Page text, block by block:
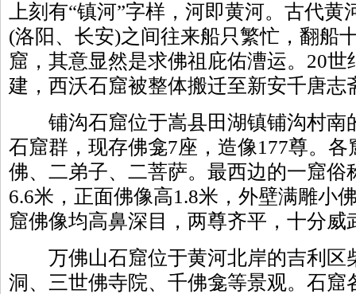
上刻有“镇河”字样，河即黄河。古代
(洛阳、长安)之间往来船只繁忙，翻船
窟，其意显然是求佛祖庇佑漕运。20
建，西沃石窟被整体搬迁至新安千唐志
铺沟石窟位于嵩县田湖镇铺沟村南
石窟群，现存佛龛7座，造像177尊。
佛、二弟子、二菩萨。最西边的一窟俗
6.6米，正面佛像高1.8米，外壁满雕小
窟佛像均高鼻深目，两尊齐平，十分威
万佛山石窟位于黄河北岸的吉利区
洞、三世佛寺院、千佛龛等景观。石窟